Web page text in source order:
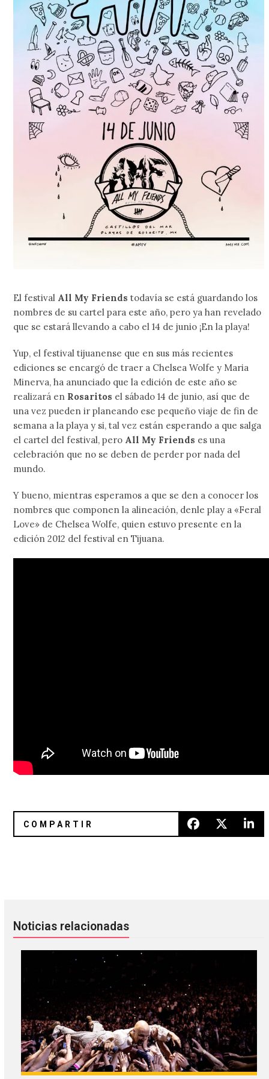
El festival All My Friends todavía se está guardando los
nombres de su cartel para este año, pero ya han revelado
que se estará llevando a cabo el 14 de junio ¡En la playa!
Yup, el festival tijuanense que en sus más recientes
ediciones se encargó de traer a Chelsea Wolfe y Maria
Minerva, ha anunciado que la edición de este año se
realizará en Rosaritos el sábado 14 de junio, así que de
una vez pueden ir planeando ese pequeño viaje de fin de
semana a la playa y si, tal vez están esperando a que salga
el cartel del festival, pero All My Friends es una
celebración que no se deben de perder por nada del
mundo.
Y bueno, mientras esperamos a que se den a conocer los
nombres que componen la alineación, denle play a «Feral
Love» de Chelsea Wolfe, quien estuvo presente en la
edición 2012 del festival en Tijuana.
Noticias relacionadas